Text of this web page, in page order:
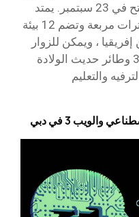
إفريقيا لموسمها الرابع الذي يفتتح في 23 سبتمبر. يمتد
الزوار على مساحة ثمانية كيلومترات مربعة وتضم 12 بيئة
، ويمكن للزوار
التطلع إلى مشاهدة أكثر من 300 وطائر حديث الولادة
والتعليم